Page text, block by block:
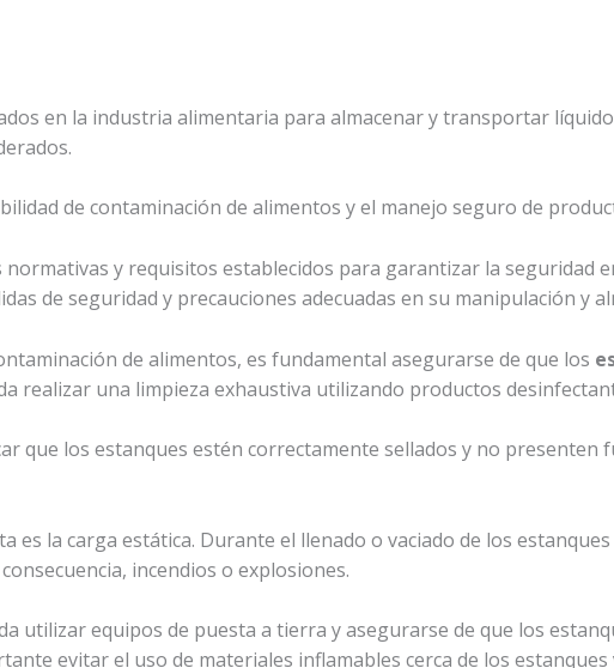
en la industria alimentaria para almacenar y transportar
de contaminación de alimentos y el manejo seguro de
y requisitos establecidos para garantizar la seguridad
de seguridad y precauciones adecuadas en su manipulación y
de alimentos, es fundamental asegurarse de que los
realizar una limpieza exhaustiva utilizando productos
que los estanques estén correctamente sellados y no presenten
es la carga estática. Durante el llenado o vaciado de los
incendios o explosiones.
utilizar equipos de puesta a tierra y asegurarse de que los
evitar el uso de materiales inflamables cerca de los